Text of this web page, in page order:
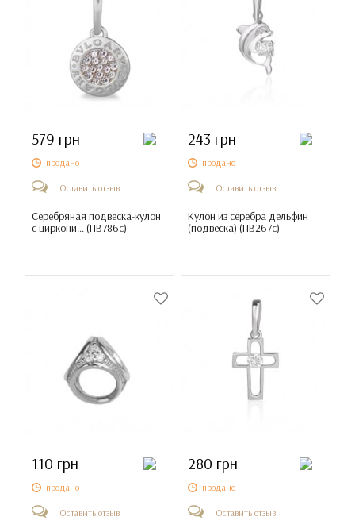
579 грн
продано
Оставить отзыв
Серебряная подвеска-кулон
с циркони... (ПВ786с)
243 грн
продано
Оставить отзыв
Кулон из серебра дельфин
(подвеска) (ПВ267с)
110 грн
продано
Оставить отзыв
280 грн
продано
Оставить отзыв